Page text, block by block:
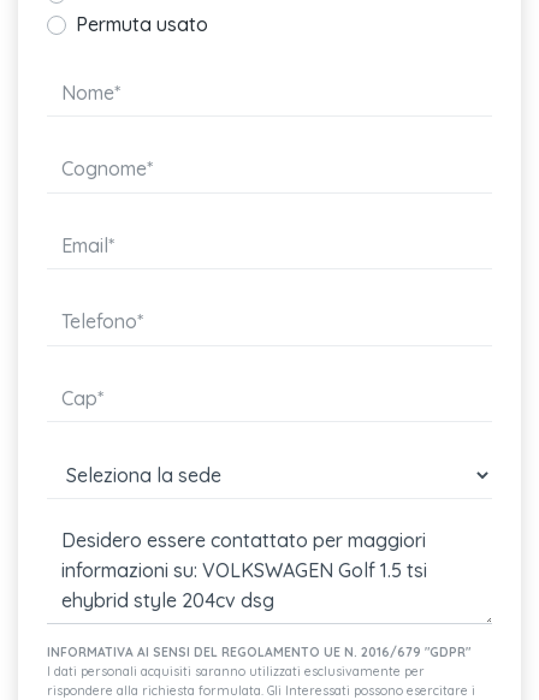
pretensionatore
Park pilot (sensori di parcheggio anteriori e posteriori)
Volante con palette per cambio dsg
Cinture di sicurezza posteriori automatiche a 3 punti, con
Sistema di frenata anticollisione multipla - multi collision brake
4 prese usb-c (2 anteriori e 2 posteriori con sola
Ready for vw connect e vw connect plus
Clacson bitonale
Triangolo di emergenza e giubbotto catarinfrangente
Sistema start & stop con recupero dell'energia in frenata
Permuta usato
INFORMATIVA AI SENSI DEL REGOLAMENTO UE N. 2016/679 "GDPR"
I dati personali acquisiti saranno utilizzati esclusivamente per
rispondere alla richiesta formulata. Gli Interessati possono esercitare i